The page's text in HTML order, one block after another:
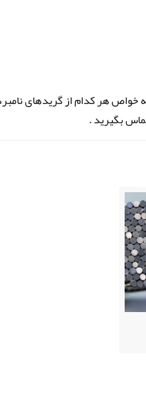
به خواص هر کدام از گرید‌های
بگیرید .